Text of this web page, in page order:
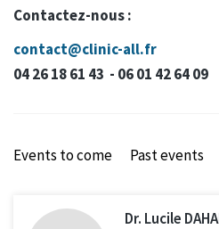
Contactez-nous :
contact@clinic-all.fr
04 26 18 61 43 - 06 01 42 64 09
Events to come Past events
Dr. Lucile